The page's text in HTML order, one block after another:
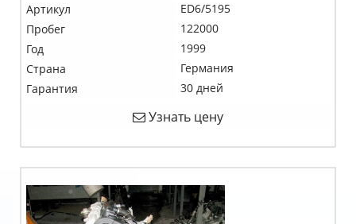
Артикул
ED6/5195
Пробег
122000
Год
1999
Страна
Германия
Гарантия
30 дней
Узнать цену